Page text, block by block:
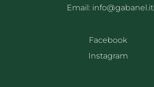
Email: info@gabanel.it
Facebook
Instagram